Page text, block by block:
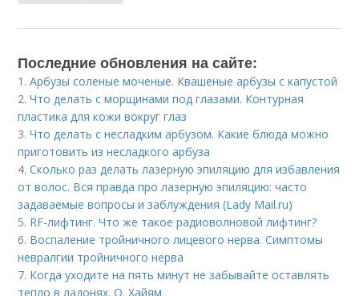
Последние обновления на сайте:
1.Арбузы соленые моченые. Квашеные арбузы с капустой
2.Что делать с морщинами под глазами. Контурная
пластика для кожи вокруг глаз
3.Что делать с несладким арбузом. Какие блюда можно
приготовить из несладкого арбуза
4.Сколько раз делать лазерную эпиляцию для избавления
от волос. Вся правда про лазерную эпиляцию: часто
задаваемые вопросы и заблуждения (Lady Mail.ru)
5. RF-лифтинг. Что же такое радиоволновой лифтинг?
6. Воспаление тройничного лицевого нерва. Симптомы
невралгии тройничного нерва
7. Когда уходите на пять минут не забывайте оставлять
тепло в ладонях. О. Хайям